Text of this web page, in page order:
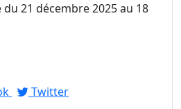
21 décembre 2025 au 18
Twitter